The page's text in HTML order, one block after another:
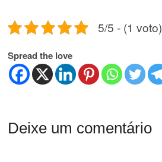
5/5 - (1 voto)
Spread the love
Deixe um comentário